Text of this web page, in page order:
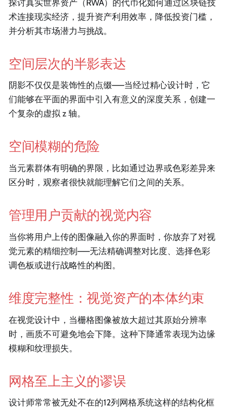
探讨真实世界资产（RWA）的代币化如何通过区块链技
术连接现实经济，提升资产利用效率，降低投资门槛，
并分析其市场潜力与挑战。
空间层次的半影表达
阴影不仅仅是装饰性的点缀——当经过精心设计时，它
们能够在平面的界面中引入有意义的深度关系，创建一
个复杂的虚拟 z 轴。
空间模糊的危险
当元素群体有明确的界限，比如通过边界或色彩差异来
区分时，观察者很快就能理解它们之间的关系。
管理用户贡献的视觉内容
当你将用户上传的图像融入你的界面时，你放弃了对视
觉元素的精细控制——无法精确调整对比度、选择色彩
调色板或进行战略性的构图。
维度完整性：视觉资产的本体约束
在视觉设计中，当栅格图像被放大超过其原始分辨率
时，画质不可避免地会下降。这种下降通常表现为边缘
模糊和纹理损失。
网格至上主义的谬误
设计师常常被无处不在的12列网格系统这样的结构化框